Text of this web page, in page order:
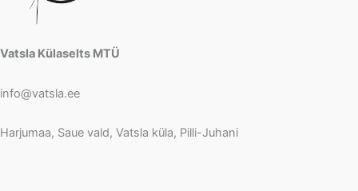
Vatsla Külaselts MTÜ
info@vatsla.ee
Harjumaa, Saue vald, Vatsla küla, Pilli-Juhani